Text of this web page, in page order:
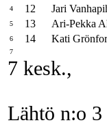
4 12 Jari
5 13 Ari-Pekka
6 14 Kati
7
7 kesk.,
Lähtö n:o